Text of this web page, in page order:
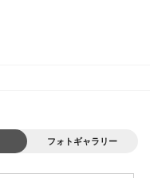
フォトギャラリー